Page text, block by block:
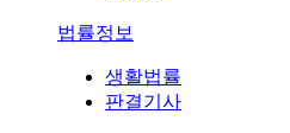
법률정보
생활법률
판결기사